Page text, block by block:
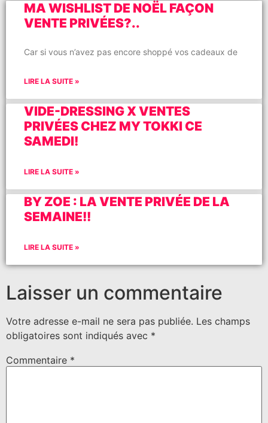
MA WISHLIST DE NOËL FAÇON
VENTE PRIVÉES?..
Car si vous n’avez pas encore shoppé vos cadeaux de
LIRE LA SUITE »
VIDE-DRESSING X VENTES
PRIVÉES CHEZ MY TOKKI CE
SAMEDI!
LIRE LA SUITE »
BY ZOE : LA VENTE PRIVÉE DE LA
SEMAINE!!
LIRE LA SUITE »
Laisser un commentaire
Votre adresse e-mail ne sera pas publiée. Les champs
obligatoires sont indiqués avec *
Commentaire *